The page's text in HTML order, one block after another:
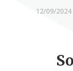
12/09/2024